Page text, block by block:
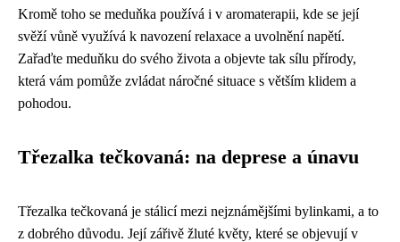
Kromě toho se meduňka používá i v aromaterapii, kde se její
svěží vůně využívá k navození relaxace a uvolnění napětí.
Zařaďte meduňku do svého života a objevte tak sílu přírody,
která vám pomůže zvládat náročné situace s větším klidem a
pohodou.
Třezalka tečkovaná: na deprese a únavu
Třezalka tečkovaná je stálicí mezi nejznámějšími bylinkami, a to
z dobrého důvodu. Její zářivě žluté květy, které se objevují v